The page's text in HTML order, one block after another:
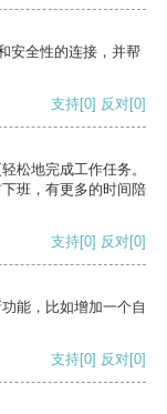
安全性的连接，并帮
支持[0] 反对[0]
松地完成工作任务。
班，有更多的时间陪
支持[0] 反对[0]
能，比如增加一个自
支持[0] 反对[0]